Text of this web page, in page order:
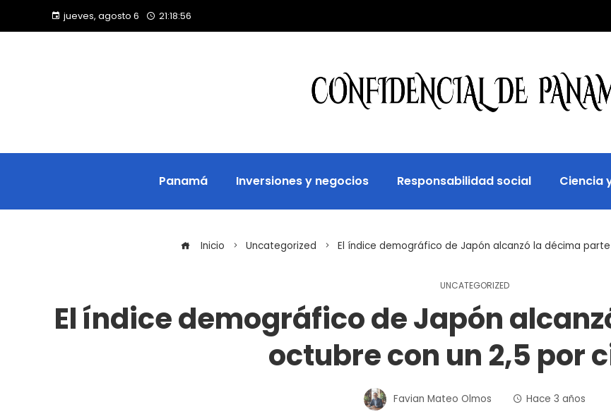
jueves, agosto 6 21:18:56
Panamá Inversiones y negocios Responsabilidad social Ciencia
Inicio Uncategorized El índice demográfico de Japón alcanzó la décima
UNCATEGORIZED
El índice demográfico de Japón
octubre con un 2,5 por
Favian Mateo Olmos Hace 3 años